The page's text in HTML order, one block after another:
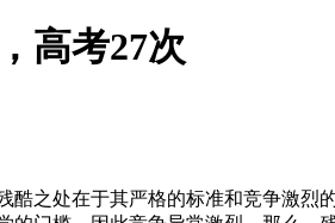
高考27次
酷之处在于其严格的标准和竞争激